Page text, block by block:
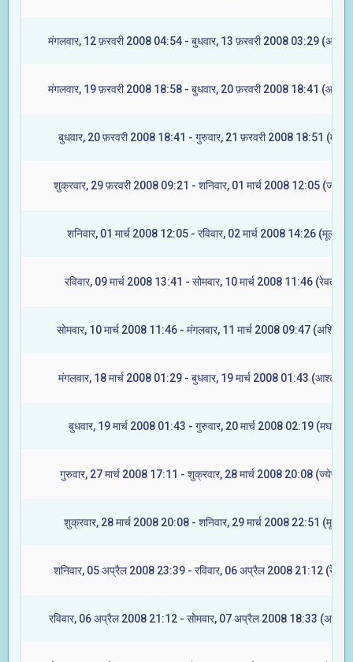
मंगलवार, 12 फ़रवरी 2008 04:54 - बुधवार, 13 फ़रवरी 2008 03:29
मंगलवार, 19 फ़रवरी 2008 18:58 - बुधवार, 20 फ़रवरी 2008 18:41
बुधवार, 20 फ़रवरी 2008 18:41 - गुरुवार, 21 फ़रवरी 2008 18:51 (मघा)
शुक्रवार, 29 फ़रवरी 2008 09:21 - शनिवार, 01 मार्च 2008 12:05 (ज्येष्टा)
शनिवार, 01 मार्च 2008 12:05 - रविवार, 02 मार्च 2008 14:26 (मूल)
रविवार, 09 मार्च 2008 13:41 - सोमवार, 10 मार्च 2008 11:46 (रेवती)
सोमवार, 10 मार्च 2008 11:46 - मंगलवार, 11 मार्च 2008 09:47 (अश्विनी)
मंगलवार, 18 मार्च 2008 01:29 - बुधवार, 19 मार्च 2008 01:43 (आश्लेषा)
बुधवार, 19 मार्च 2008 01:43 - गुरुवार, 20 मार्च 2008 02:19 (मघा)
गुरुवार, 27 मार्च 2008 17:11 - शुक्रवार, 28 मार्च 2008 20:08 (ज्येष्टा)
शुक्रवार, 28 मार्च 2008 20:08 - शनिवार, 29 मार्च 2008 22:51 (मूल)
शनिवार, 05 अप्रैल 2008 23:39 - रविवार, 06 अप्रैल 2008 21:12 (रेवती)
रविवार, 06 अप्रैल 2008 21:12 - सोमवार, 07 अप्रैल 2008 18:33